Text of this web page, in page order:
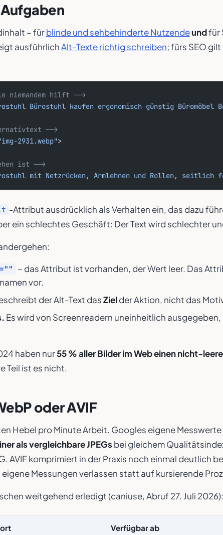
– fürblinde und sehbehinderte Nutzendeundfür
ausführlichAlt-Texte richtig schreiben; fürs SEO
niemandem hilft -->
Bürostuhl kaufen ergonomisch günstig Büromöbel
-->
2931.webp">
ist -->
mit Netzrücken, Armlehnen und Rollen, seitlich
-Attribut ausdrücklich als Verhalten ein, das dazu
ein schlechtes Geschäft: Der Text wird schlechter
– das Attribut ist vorhanden, der Wert leer. Das
vor.
der Alt-Text dasZielder Aktion, nicht das
Es wird von Screenreadern uneinheitlich
haben nur55 % aller Bilder im Web einen nicht-
Teil ist es nicht.
oder AVIF
Hebel pro Minute Arbeit. Googles eigene Messwerte
als vergleichbare JPEGs bei gleichem
AVIF komprimiert in der Praxis noch einmal deutlich
Messungen verlassen statt auf kursierende
weitgehend erledigt (caniuse, Abruf 27. Juli 2026):
Verfügbar ab